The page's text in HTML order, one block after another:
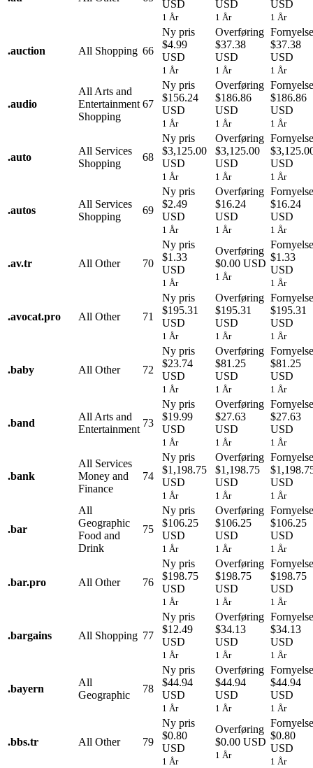
USD
1 År
USD
1 År
USD
1 År
.auction All Shopping 66
Ny pris
$4.99
USD
1 År
Overføring
$37.38
USD
1 År
Fornyelse
$37.38
USD
1 År
.audio
All Arts and
Entertainment
Shopping
67
Ny pris
$156.24
USD
1 År
Overføring
$186.86
USD
1 År
Fornyelse
$186.86
USD
1 År
.auto
All Services
Shopping
68
Ny pris
$3,125.00
USD
1 År
Overføring
$3,125.00
USD
1 År
Fornyelse
USD
1 År
.autos
All Services
Shopping
69
Ny pris
$2.49
USD
1 År
Overføring
$16.24
USD
1 År
Fornyelse
$16.24
USD
1 År
.av.tr All Other 70
Ny pris
$1.33
USD
1 År
Overføring
$0.00 USD
1 År
Fornyelse
$1.33
USD
1 År
.avocat.pro All Other 71
Ny pris
$195.31
USD
1 År
Overføring
$195.31
USD
1 År
Fornyelse
$195.31
USD
1 År
.baby All Other 72
Ny pris
$23.74
USD
1 År
Overføring
$81.25
USD
1 År
Fornyelse
$81.25
USD
1 År
.band
All Arts and
Entertainment
73
Ny pris
$19.99
USD
1 År
Overføring
$27.63
USD
1 År
Fornyelse
$27.63
USD
1 År
.bank
All Services
Money and
Finance
74
Ny pris
$1,198.75
USD
1 År
Overføring
$1,198.75
USD
1 År
Fornyelse
USD
1 År
.bar
All
Geographic
Food and
Drink
75
Ny pris
$106.25
USD
1 År
Overføring
$106.25
USD
1 År
Fornyelse
$106.25
USD
1 År
.bar.pro All Other 76
Ny pris
$198.75
USD
1 År
Overføring
$198.75
USD
1 År
Fornyelse
$198.75
USD
1 År
.bargains All Shopping 77
Ny pris
$12.49
USD
1 År
Overføring
$34.13
USD
1 År
Fornyelse
$34.13
USD
1 År
.bayern
All
Geographic
78
Ny pris
$44.94
USD
1 År
Overføring
$44.94
USD
1 År
Fornyelse
$44.94
USD
1 År
.bbs.tr All Other 79
Ny pris
$0.80
USD
1 År
Overføring
$0.00 USD
1 År
Fornyelse
$0.80
USD
1 År